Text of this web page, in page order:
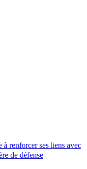
à renforcer ses liens avec
de défense